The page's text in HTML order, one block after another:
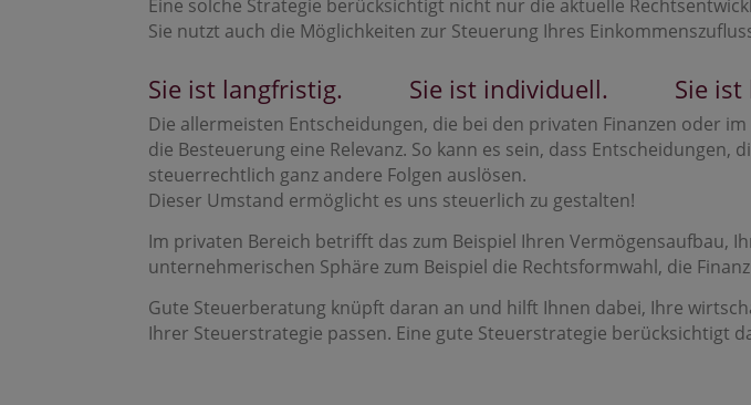
Eine solche Strategie berücksichtigt nicht nur die aktuelle
Sie nutzt auch die Möglichkeiten zur Steuerung Ihres
Sie ist langfristig. Sie ist individuell. Sie ist
Die allermeisten Entscheidungen, die bei den privaten Finanzen oder
die Besteuerung eine Relevanz. So kann es sein, dass
steuerrechtlich ganz andere Folgen auslösen.
Dieser Umstand ermöglicht es uns steuerlich zu gestalten!
Im privaten Bereich betrifft das zum Beispiel Ihren Vermögensaufbau,
unternehmerischen Sphäre zum Beispiel die Rechtsformwahl, die
Gute Steuerberatung knüpft daran an und hilft Ihnen dabei, Ihre
Ihrer Steuerstrategie passen. Eine gute Steuerstrategie berücksichtigt